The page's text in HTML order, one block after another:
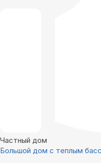
Частный дом
Большой дом с теплым